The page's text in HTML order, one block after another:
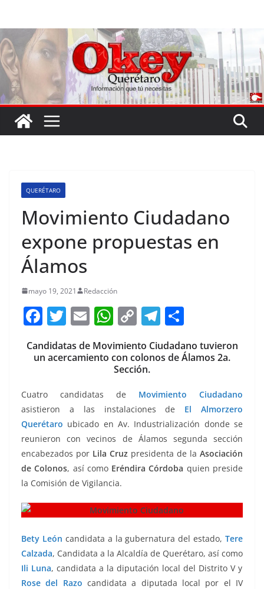
contenido
QUERÉTARO
Movimiento Ciudadano
expone propuestas en
Álamos
mayo 19, 2021 Redacción
F
a
c
b
o
o
k
T
itt
E
ai
W
at
s
A
p
p
C
p
y
Li
n
k
T
el
e
a
m
ar
Candidatas de Movimiento Ciudadano tuvieron
un acercamiento con colonos de Álamos 2a.
Sección.
Cuatro candidatas de Movimiento Ciudadano
asistieron a las instalaciones de
El Almorzero
Querétaro ubicado en Av. Industrialización donde se
reunieron con vecinos de Álamos segunda sección
encabezados por Lila Cruz presidenta de la Asociación
de Colonos, así como Eréndira Córdoba quien preside
la Comisión de Vigilancia.
Bety León candidata a la gubernatura del estado, Tere
Calzada, Candidata a la Alcaldía de Querétaro, así como
Ili Luna, candidata a la diputación local del Distrito V y
Rose del Razo candidata a diputada local por el IV